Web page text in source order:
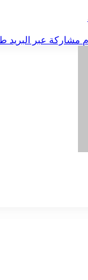
مشاركة عبر البريد